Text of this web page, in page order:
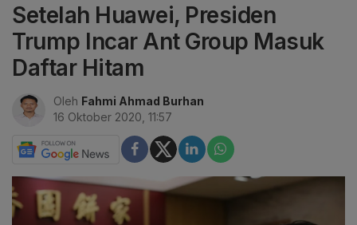
Setelah Huawei, Presiden
Trump Incar Ant Group Masuk
Daftar Hitam
Oleh Fahmi Ahmad Burhan
16 Oktober 2020, 11:57